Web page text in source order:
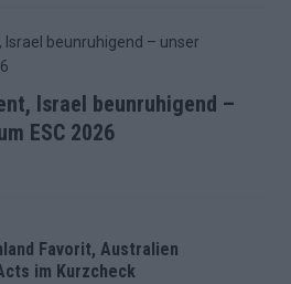
Israel beunruhigend –
ESC 2026
Favorit, Australien
im Kurzcheck